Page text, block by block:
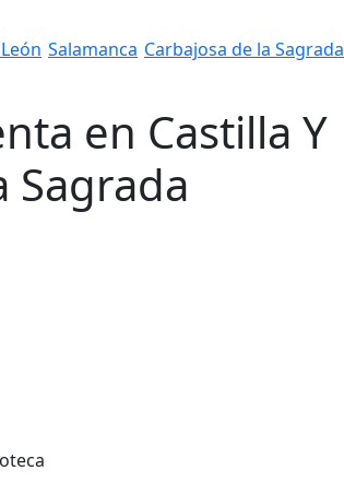
Salamanca Carbajosa de la Sagrada
en Castilla Y
Sagrada